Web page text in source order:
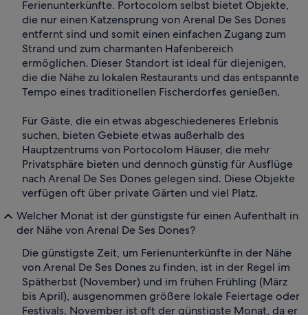
Ferienunterkünfte. Portocolom selbst bietet Objekte,
die nur einen Katzensprung von Arenal De Ses Dones
entfernt sind und somit einen einfachen Zugang zum
Strand und zum charmanten Hafenbereich
ermöglichen. Dieser Standort ist ideal für diejenigen,
die die Nähe zu lokalen Restaurants und das entspannte
Tempo eines traditionellen Fischerdorfes genießen.
Für Gäste, die ein etwas abgeschiedeneres Erlebnis
suchen, bieten Gebiete etwas außerhalb des
Hauptzentrums von Portocolom Häuser, die mehr
Privatsphäre bieten und dennoch günstig für Ausflüge
nach Arenal De Ses Dones gelegen sind. Diese Objekte
verfügen oft über private Gärten und viel Platz.
Welcher Monat ist der günstigste für einen Aufenthalt in
der Nähe von Arenal De Ses Dones?
Die günstigste Zeit, um Ferienunterkünfte in der Nähe
von Arenal De Ses Dones zu finden, ist in der Regel im
Spätherbst (November) und im frühen Frühling (März
bis April), ausgenommen größere lokale Feiertage oder
Festivals. November ist oft der günstigste Monat, da er